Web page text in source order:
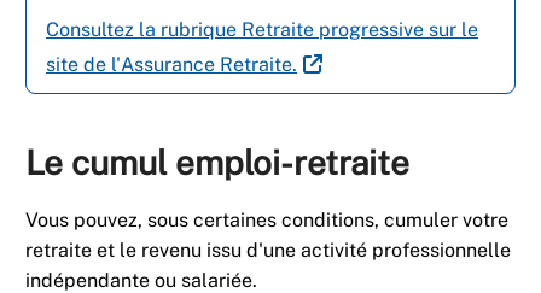
Consultez la rubrique Retraite progressive sur le
site de l'Assurance Retraite.
Le cumul emploi-retraite
Vous pouvez, sous certaines conditions, cumuler votre
retraite et le revenu issu d'une activité professionnelle
indépendante ou salariée.